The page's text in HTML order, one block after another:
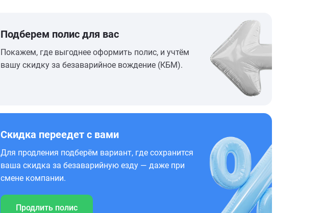
Подберем полис для вас
Покажем, где выгоднее оформить полис, и учтём
вашу скидку за безаварийное вождение (КБМ).
Скидка переедет с вами
Для продления подберём вариант, где сохранится
ваша скидка за безаварийную езду — даже при
смене компании.
Продлить полис